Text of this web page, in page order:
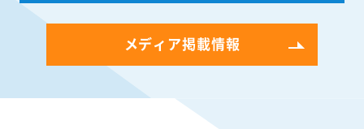
メディア掲載情報